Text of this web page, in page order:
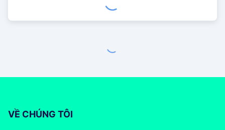
VỀ CHÚNG TÔI